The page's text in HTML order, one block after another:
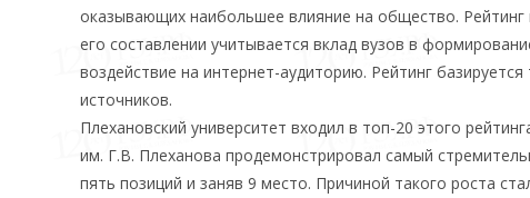
оказывающих наибольшее влияние на общество. Рейтинг
его составлении учитывается вклад вузов в
воздействие на интернет-аудиторию. Рейтинг
источников.
Плехановский университет входил в топ-20 этого
им. Г.В. Плеханова продемонстрировал самый
пять позиций и заняв 9 место. Причиной такого роста